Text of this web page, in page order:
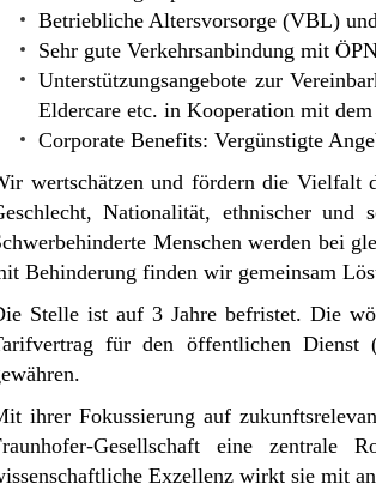
Betriebliche Altersvorsorge (VBL)
Sehr gute Verkehrsanbindung mit
Unterstützungsangebote zur
Eldercare etc. in Kooperation mit
Corporate Benefits: Vergünstigte
wertschätzen und fördern die Vielfalt
Nationalität, ethnischer und
Menschen werden bei
Behinderung finden wir gemeinsam
Stelle ist auf 3 Jahre befristet. Die
für den öffentlichen Dienst
ihrer Fokussierung auf
Gesellschaft eine zentrale
Exzellenz wirkt sie mit